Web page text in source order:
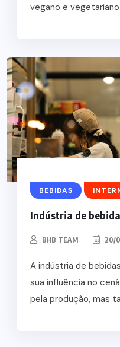
vegano e
BEBIDAS
Indústria de
BHB TEAM 20/
A indústria de
sua influência no
pela produção, mas